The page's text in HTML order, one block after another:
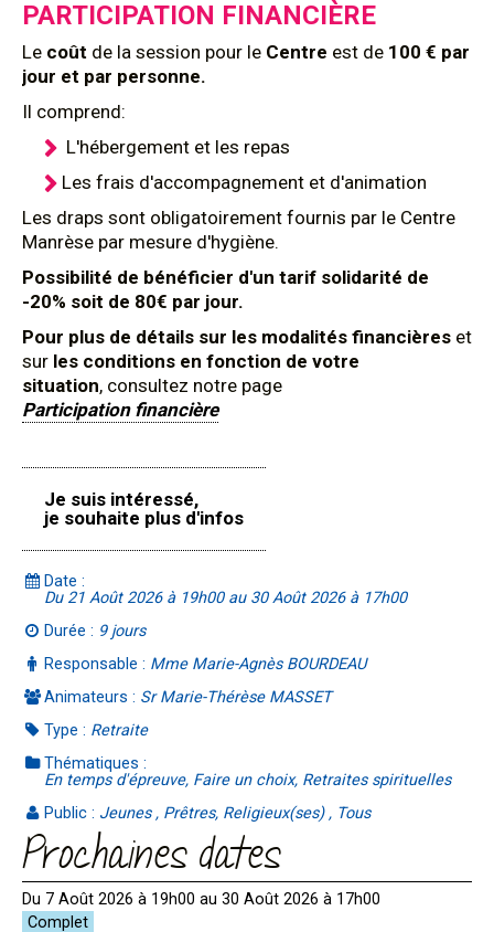
PARTICIPATION FINANCIÈRE
Le coût de la session pour le Centre est de 100 € par
jour et par personne.
Il comprend:
L'hébergement et les repas
Les frais d'accompagnement et d'animation
Les draps sont obligatoirement fournis par le Centre
Manrèse par mesure d'hygiène.
Possibilité de bénéficier d'un tarif solidarité de
-20% soit de 80€ par jour.
Pour plus de détails sur les modalités financières et
sur les conditions en fonction de votre
situation, consultez notre page
Participation financière
Je suis intéressé,
je souhaite plus d'infos
Date :
Du 21 Août 2026 à 19h00 au 30 Août 2026 à 17h00
Durée : 9 jours
Responsable : Mme Marie-Agnès BOURDEAU
Animateurs : Sr Marie-Thérèse MASSET
Type : Retraite
Thématiques :
En temps d'épreuve, Faire un choix, Retraites spirituelles
Public : Jeunes , Prêtres, Religieux(ses) , Tous
Prochaines dates
Du 7 Août 2026 à 19h00 au 30 Août 2026 à 17h00